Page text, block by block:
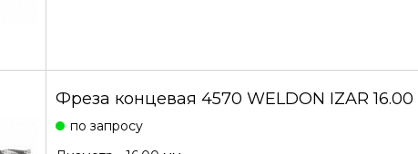
Фреза концевая 4570 WELDON IZAR
по запросу